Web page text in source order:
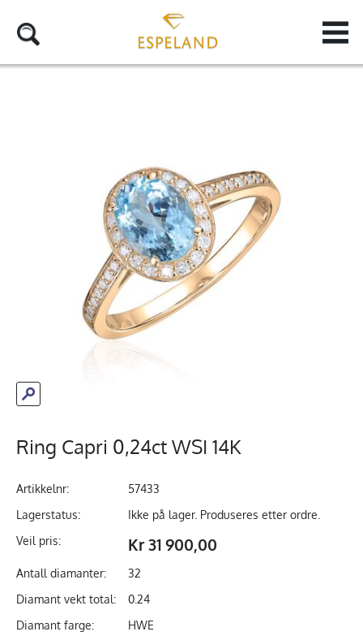
Ring Capri 0,24ct WSI 14K
Artikkelnr:
57433
Lagerstatus:
Ikke på lager. Produseres etter ordre.
Veil pris:
Kr 31 900,00
Antall diamanter:
32
Diamant vekt total:
0.24
Diamant farge:
HWE